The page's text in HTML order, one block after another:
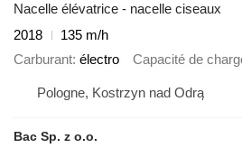
Nacelle élévatrice - nacelle ciseaux
2018
135 m/h
Carburant électro Capacité de
Pologne, Kostrzyn nad Odrą
Bac Sp. z o.o.